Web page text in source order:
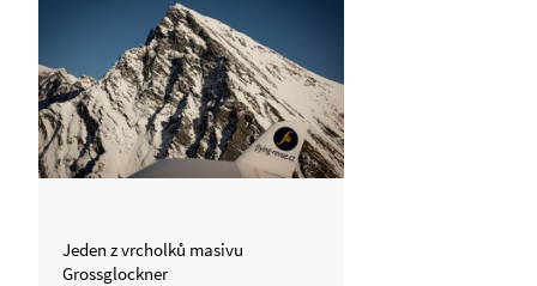
Jeden z vrcholků masivu
Grossglockner